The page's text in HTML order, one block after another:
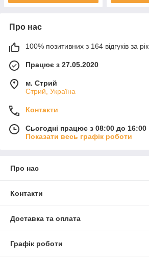
Про нас
100% позитивних з 164 відгуків за рік
Працює з 27.05.2020
м. Стрий
Стрий, Україна
Контакти
Сьогодні працює з 08:00 до 16:00
Показати весь графік роботи
Про нас
Контакти
Доставка та оплата
Графік роботи